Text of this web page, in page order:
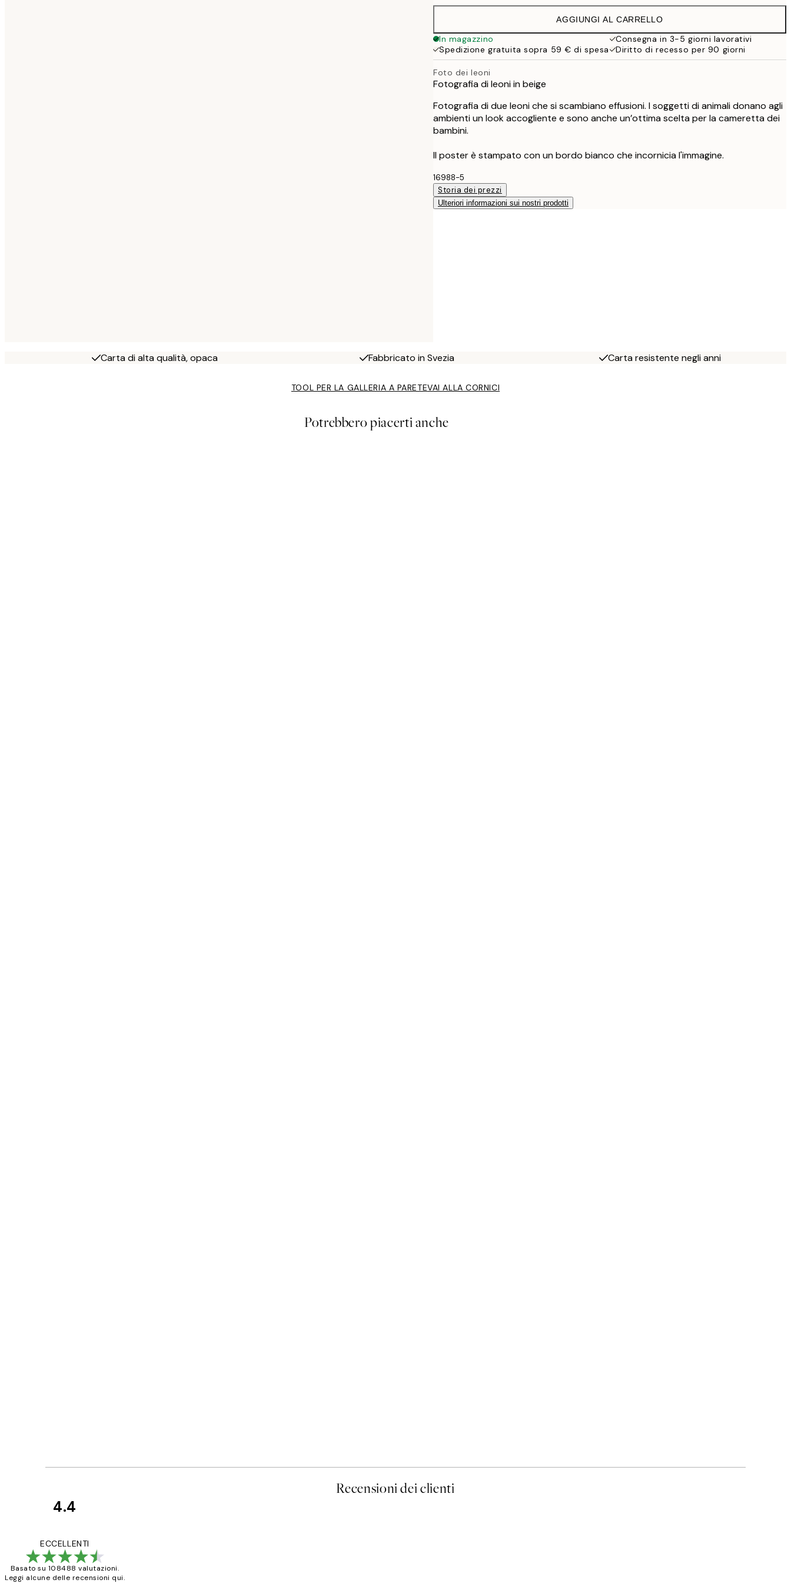
32,45 €
AGGIUNGI AL CARRELLO
In magazzino
Consegna in 3-5 giorni lavorativi
Spedizione gratuita sopra 59 € di spesa
Diritto di recesso per 90 giorni
Foto dei leoni
Fotografia di leoni in beige
Fotografia di due leoni che si scambiano effusioni. I soggetti di animali donano agli
ambienti un look accogliente e sono anche un’ottima scelta per la cameretta dei
bambini.
Il poster è stampato con un bordo bianco che incornicia l'immagine.
16988-5
Storia dei prezzi
Ulteriori informazioni sui nostri prodotti
Carta di alta qualità, opaca Fabbricato in Svezia Carta resistente negli anni
TOOL PER LA GALLERIA A PARETEVAI ALLA CORNICI
Potrebbero piacerti anche
Recensioni dei clienti
4.4
ECCELLENTI
Basato su 108488 valutazioni.
Leggi alcune delle recensioni qui.